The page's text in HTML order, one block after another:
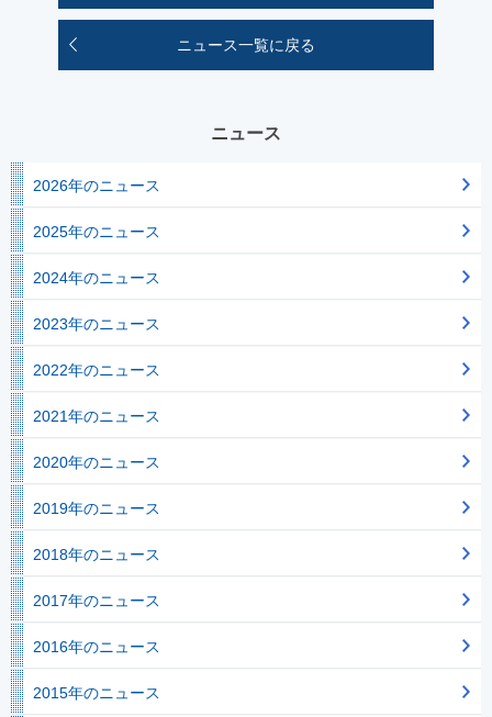
ニュース一覧に戻る
ニュース
2026年のニュース
2025年のニュース
2024年のニュース
2023年のニュース
2022年のニュース
2021年のニュース
2020年のニュース
2019年のニュース
2018年のニュース
2017年のニュース
2016年のニュース
2015年のニュース